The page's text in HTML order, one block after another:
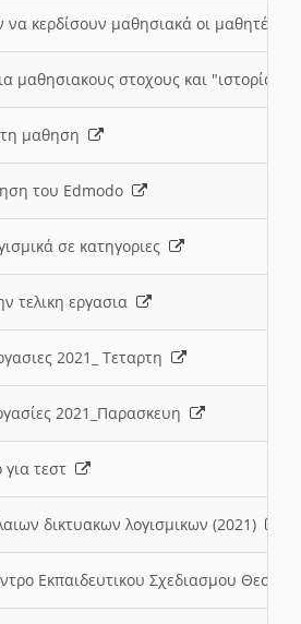
να κερδίσουν μαθησιακά οι μαθητές/
μαθησιακους στοχους και "ιστορία"
μαθηση
του Edmodo
σε κατηγοριες
τελικη εργασια
2021_ Τεταρτη
2021_Παρασκευη
τεστ
δικτυακων λογισμικων (2021)
Εκπαιδευτικου Σχεδιασμου